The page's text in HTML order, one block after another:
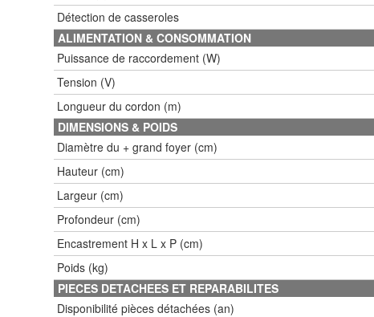
Détection de casseroles
ALIMENTATION & CONSOMMATION
Puissance de raccordement (W)
Tension (V)
Longueur du cordon (m)
DIMENSIONS & POIDS
Diamètre du + grand foyer (cm)
Hauteur (cm)
Largeur (cm)
Profondeur (cm)
Encastrement H x L x P (cm)
Poids (kg)
PIECES DETACHEES ET REPARABILITES
Disponibilité pièces détachées (an)